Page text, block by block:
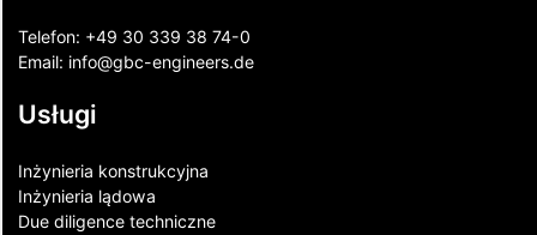
Telefon: +49 30 339 38 74-0
Email: info@gbc-engineers.de
Usługi
Inżynieria konstrukcyjna
Inżynieria lądowa
Due diligence techniczne